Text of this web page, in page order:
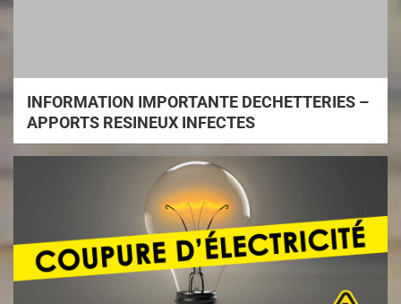
INFORMATION IMPORTANTE DECHETTERIES –
APPORTS RESINEUX INFECTES